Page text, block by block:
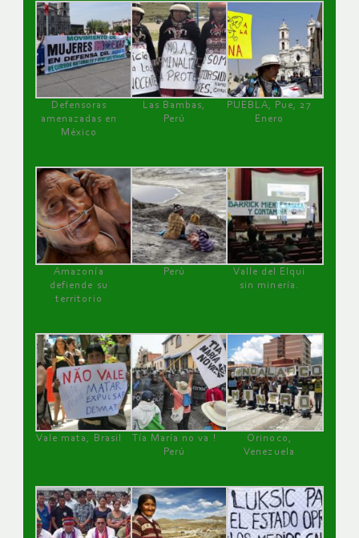
Defensoras
amenazadas en
México
Las Bambas,
Perú
PUEBLA, Pue, 27
Enero
Amazonía
defiende su
territorio
Perú
Valle del Elqui
sin minería.
Vale mata, Brasil
Tía María no va !
Perú
Orinoco,
Venezuela